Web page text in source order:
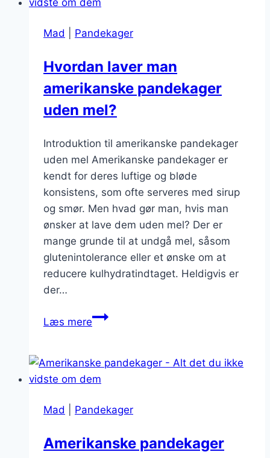
yoghurt
Mad Pandekager
Hvordan laver man
amerikanske pandekager
uden mel?
Introduktion til amerikanske pandekager
uden mel Amerikanske pandekager er
kendt for deres luftige og bløde
konsistens, som ofte serveres med sirup
og smør. Men hvad gør man, hvis man
ønsker at lave dem uden mel? Der er
mange grunde til at undgå mel, såsom
glutenintolerance eller et ønske om at
reducere kulhydratindtaget. Heldigvis er
der…
Læs mereHvordan
amerikanske
pandekager
mel?
Mad Pandekager
Amerikanske pandekager